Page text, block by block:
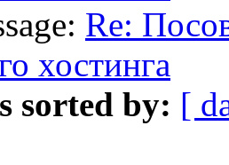
Re:
хостинга
sorted by: [